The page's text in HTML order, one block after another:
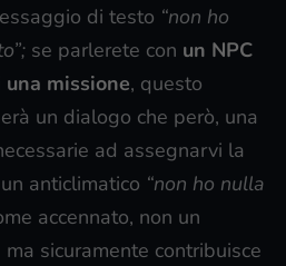
di testo “non ho
se parlerete con un NPC
missione, questo
un dialogo che però, una
ad assegnarvi la
anticlimatico “non ho nulla
accennato, non un
sicuramente contribuisce